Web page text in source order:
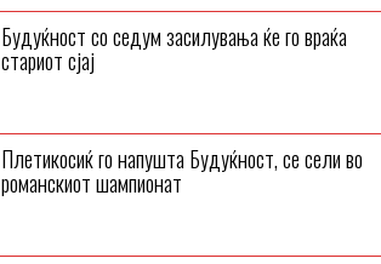
Будуќност со седум засилувања ќе го враќа
стариот сјај
Плетикосиќ го напушта Будуќност, се сели во
романскиот шампионат